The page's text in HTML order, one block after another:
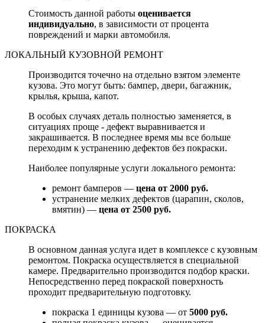
Стоимость данной работы оценивается
индивидуально, в зависимости от процента
повреждений и марки автомобиля.
ЛОКАЛЬНЫЙ КУЗОВНОЙ РЕМОНТ
Производится точечно на отдельно взятом элементе
кузова. Это могут быть: бампер, двери, багажник,
крылья, крыша, капот.
В особых случаях деталь полностью заменяется, в
ситуациях проще - дефект выравнивается и
закрашивается. В последнее время мы все больше
переходим к устранению дефектов без покраски.
Наиболее популярные услуги локального ремонта:
ремонт бамперов — цена от 2000 руб.
устранение мелких дефектов (царапин, сколов,
вмятин) — цена от 2500 руб.
ПОКРАСКА
В основном данная услуга идет в комплексе с кузовным
ремонтом. Покраска осуществляется в специальной
камере. Предварительно производится подбор краски.
Непосредственно перед покраской поверхность
проходит предварительную подготовку.
покраска 1 единицы кузова — от 5000 руб.